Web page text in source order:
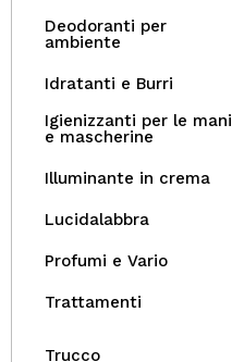
Deodoranti per
ambiente
Idratanti e Burri
Igienizzanti per le mani
e mascherine
Illuminante in crema
Lucidalabbra
Profumi e Vario
Trattamenti
Trucco